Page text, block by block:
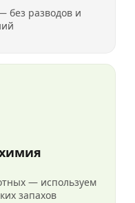
без разводов и
— используем
запахов